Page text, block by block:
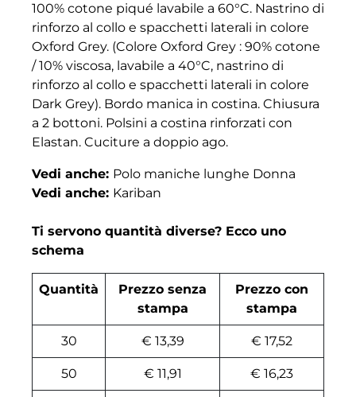
100% cotone piqué lavabile a 60°C. Nastrino di
rinforzo al collo e spacchetti laterali in colore
Oxford Grey. (Colore Oxford Grey : 90% cotone
/ 10% viscosa, lavabile a 40°C, nastrino di
rinforzo al collo e spacchetti laterali in colore
Dark Grey). Bordo manica in costina. Chiusura
a 2 bottoni. Polsini a costina rinforzati con
Elastan. Cuciture a doppio ago.
Vedi anche: Polo maniche lunghe Donna
Vedi anche: Kariban
Ti servono quantità diverse? Ecco uno
schema
Quantità
Prezzo senza
stampa
Prezzo con
stampa
30 € 13,39 € 17,52
50 € 11,91 € 16,23